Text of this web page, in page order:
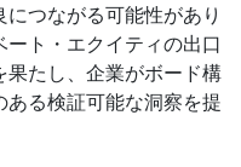
つながる可能性があり
ト・エクイティの出口
たし、企業がボード構
る検証可能な洞察を提